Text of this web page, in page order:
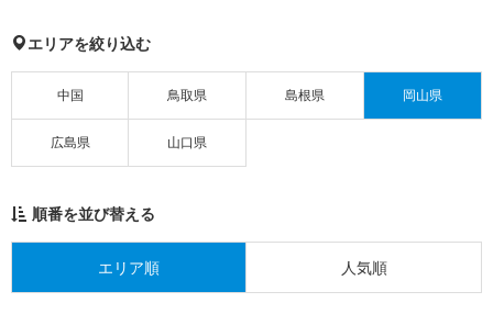
エリアを絞り込む
中国 鳥取県 島根県 岡山県
広島県 山口県
順番を並び替える
エリア順 人気順